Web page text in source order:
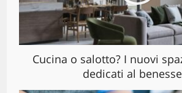
Cucina o salotto? I nuovi
dedicati al